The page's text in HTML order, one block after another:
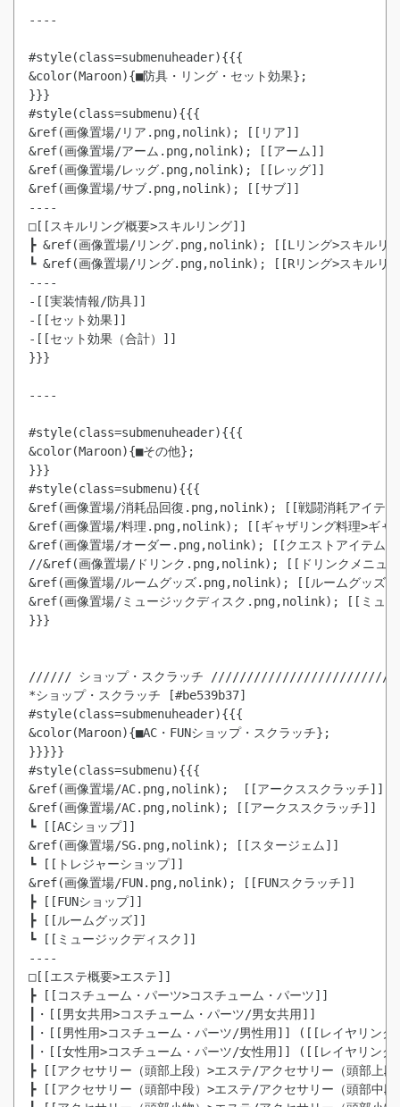
----
#style(class=submenuheader){{{
&color(Maroon){■防具・リング・セット効果};
}}}
#style(class=submenu){{{
&ref(画像置場/リア.png,nolink); [[リア]]
&ref(画像置場/アーム.png,nolink); [[アーム]]
&ref(画像置場/レッグ.png,nolink); [[レッグ]]
&ref(画像置場/サブ.png,nolink); [[サブ]]
----
□[[スキルリング概要>スキルリング]]
┣ &ref(画像置場/リング.png,nolink); [[Lリング>スキルリ
┗ &ref(画像置場/リング.png,nolink); [[Rリング>スキルリ
----
-[[実装情報/防具]]
-[[セット効果]]
-[[セット効果（合計）]]
}}}
----
#style(class=submenuheader){{{
&color(Maroon){■その他};
}}}
#style(class=submenu){{{
&ref(画像置場/消耗品回復.png,nolink); [[戦闘消耗アイテ
&ref(画像置場/料理.png,nolink); [[ギャザリング料理>ギャ
&ref(画像置場/オーダー.png,nolink); [[クエストアイテム]]
//&ref(画像置場/ドリンク.png,nolink); [[ドリンクメニュ
&ref(画像置場/ルームグッズ.png,nolink); [[ルームグッズ]]
&ref(画像置場/ミュージックディスク.png,nolink); [[ミュー
}}}
////// ショップ・スクラッチ //////////////////////////
*ショップ・スクラッチ [#be539b37]
#style(class=submenuheader){{{
&color(Maroon){■AC・FUNショップ・スクラッチ};
}}}}}
&ref(画像置場/AC.png,nolink);  [[アークススクラッチ]]
&ref(画像置場/AC.png,nolink); [[アークススクラッチ]]
┗ [[ACショップ]]
&ref(画像置場/SG.png,nolink); [[スタージェム]]
┗ [[トレジャーショップ]]
&ref(画像置場/FUN.png,nolink); [[FUNスクラッチ]]
┣ [[FUNショップ]]
┣ [[ルームグッズ]]
┗ [[ミュージックディスク]]
----
□[[エステ概要>エステ]]
┣ [[コスチューム・パーツ>コスチューム・パーツ]]
┃・[[男女共用>コスチューム・パーツ/男女共用]]
┃・[[男性用>コスチューム・パーツ/男性用]] ([[レイヤリン
┃・[[女性用>コスチューム・パーツ/女性用]] ([[レイヤリン
┣ [[アクセサリー（頭部上段）>エステ/アクセサリー（頭部上
┣ [[アクセサリー（頭部中段）>エステ/アクセサリー（頭部中